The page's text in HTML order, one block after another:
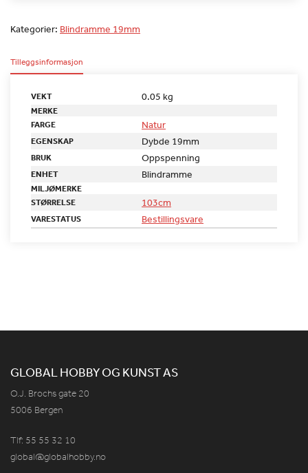
Kategorier: Blindramme 19mm
Tilleggsinformasjon
VEKT 0.05 kg
MERKE
FARGE
Natur
EGENSKAP Dybde 19mm
BRUK Oppspenning
ENHET Blindramme
MILJØMERKE
STØRRELSE
103cm
VARESTATUS Bestillingsvare
GLOBAL HOBBY OG KUNST AS
O.J. Brochs gate 20
5006 Bergen
Tlf: 55 55 32 10
global@globalhobby.no